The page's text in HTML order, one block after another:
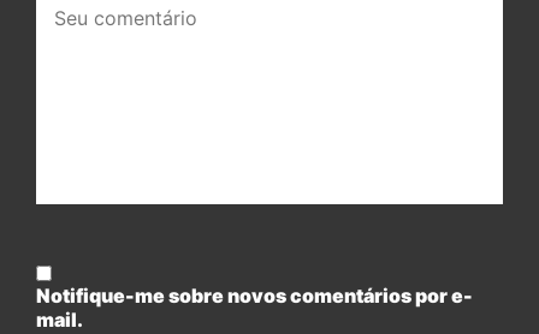
comentário:
Notifique-me sobre novos comentários por e-
mail.